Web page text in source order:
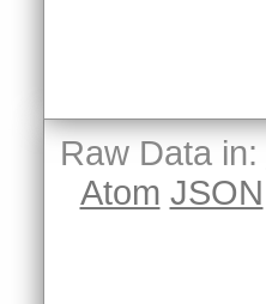
Raw Data in:
Atom JSON